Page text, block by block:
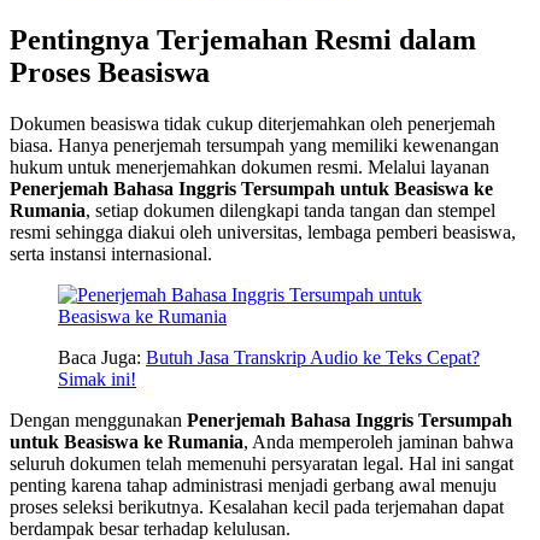
Pentingnya Terjemahan Resmi dalam
Proses Beasiswa
Dokumen beasiswa tidak cukup diterjemahkan oleh penerjemah
biasa. Hanya penerjemah tersumpah yang memiliki kewenangan
hukum untuk menerjemahkan dokumen resmi. Melalui layanan
Penerjemah Bahasa Inggris Tersumpah untuk Beasiswa ke
Rumania, setiap dokumen dilengkapi tanda tangan dan stempel
resmi sehingga diakui oleh universitas, lembaga pemberi beasiswa,
serta instansi internasional.
Baca Juga: Butuh Jasa Transkrip Audio ke Teks Cepat?
Simak ini!
Dengan menggunakan Penerjemah Bahasa Inggris Tersumpah
untuk Beasiswa ke Rumania, Anda memperoleh jaminan bahwa
seluruh dokumen telah memenuhi persyaratan legal. Hal ini sangat
penting karena tahap administrasi menjadi gerbang awal menuju
proses seleksi berikutnya. Kesalahan kecil pada terjemahan dapat
berdampak besar terhadap kelulusan.